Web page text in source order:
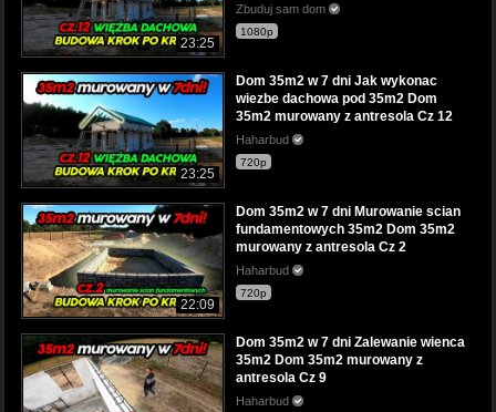
23:25
Zbuduj sam dom
1080p
23:25
Dom 35m2 w 7 dni Jak wykonac
wiezbe dachowa pod 35m2 Dom
35m2 murowany z antresola Cz 12
Haharbud
720p
22:09
Dom 35m2 w 7 dni Murowanie scian
fundamentowych 35m2 Dom 35m2
murowany z antresola Cz 2
Haharbud
720p
Dom 35m2 w 7 dni Zalewanie wienca
35m2 Dom 35m2 murowany z
antresola Cz 9
Haharbud